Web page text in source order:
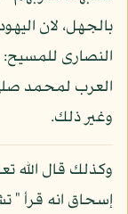
بالجهل، لان
النصارى للمسيح:
العرب لمحمد صلى
وغير ذلك.
إسحاق انه قرأ "